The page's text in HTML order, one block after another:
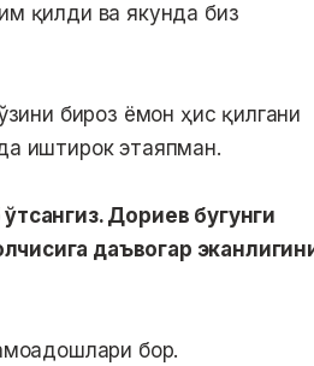
қилди ва якунда биз
бироз ёмон ҳис қилгани
иштирок этаяпман.
Дориев бугунги
даъвогар
бор.